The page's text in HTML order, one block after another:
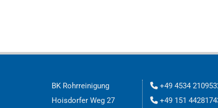
BK Rohrreinigung
Hoisdorfer Weg 27
 +49 4534
 +49 151